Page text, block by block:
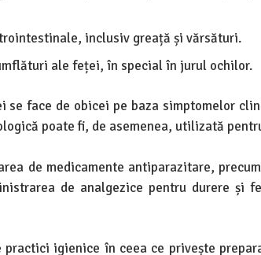
inclusiv greață și vărsături.
ale feței, în special în jurul ochilor.
face de obicei pe baza simptomelor
poate fi, de asemenea, utilizată
de medicamente antiparazitare,
de analgezice pentru durere și
igienice în ceea ce privește